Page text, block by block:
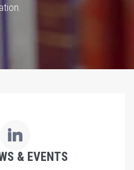
& EVENTS